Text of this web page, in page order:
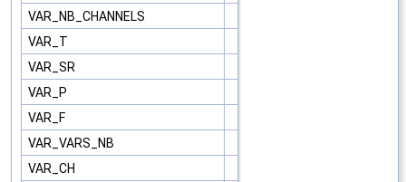
VAR_NB_CHANNELS
VAR_T
VAR_SR
VAR_P
VAR_F
VAR_VARS_NB
VAR_CH